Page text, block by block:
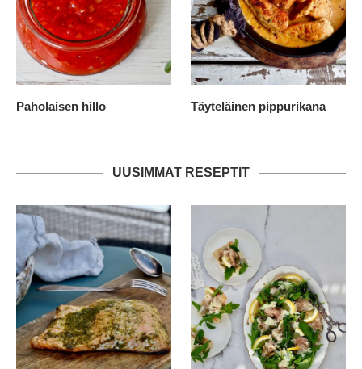
Paholaisen hillo Täyteläinen pippurikana
UUSIMMAT RESEPTIT